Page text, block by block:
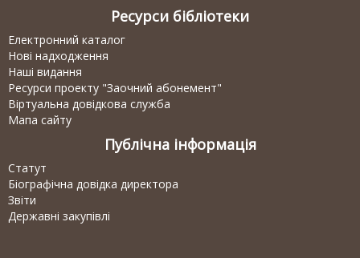
Ресурси бібліотеки
Електронний каталог
Нові надходження
Наші видання
Ресурси проекту "Заочний абонемент"
Віртуальна довідкова служба
Мапа сайту
Публічна інформація
Статут
Біографічна довідка директора
Звіти
Державні закупівлі